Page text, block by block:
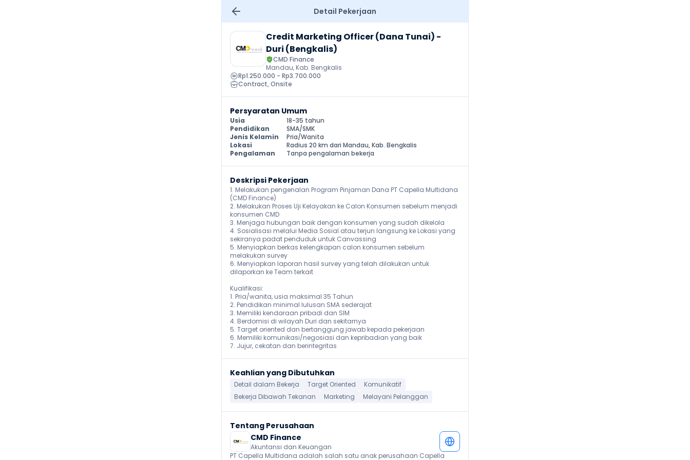
Detail Pekerjaan
Credit Marketing Officer (Dana Tunai) -
Duri (Bengkalis)
CMD Finance
Mandau, Kab. Bengkalis
Rp1.250.000 - Rp3.700.000
Contract, Onsite
Persyaratan Umum
Usia
18-35 tahun
Pendidikan
SMA/SMK
Jenis Kelamin
Pria/Wanita
Lokasi
Radius 20 km dari Mandau, Kab. Bengkalis
Pengalaman
Tanpa pengalaman bekerja
Deskripsi Pekerjaan
1. Melakukan pengenalan Program Pinjaman Dana PT Capella Multidana
(CMD Finance)
2. Melakukan Proses Uji Kelayakan ke Calon Konsumen sebelum menjadi
konsumen CMD
3. Menjaga hubungan baik dengan konsumen yang sudah dikelola
4. Sosialisasi melalui Media Sosial atau terjun langsung ke Lokasi yang
sekiranya padat penduduk untuk Canvassing
5. Menyiapkan berkas kelengkapan calon konsumen sebelum
melakukan survey
6. Menyiapkan laporan hasil survey yang telah dilakukan untuk
dilaporkan ke Team terkait
Kualifikasi:
1. Pria/wanita, usia maksimal 35 Tahun
2. Pendidikan minimal lulusan SMA sederajat
3. Memiliki kendaraan pribadi dan SIM
4. Berdomisi di wilayah Duri dan sekitarnya
5. Target oriented dan bertanggung jawab kepada pekerjaan
6. Memiliki komunikasi/negosiasi dan kepribadian yang baik
7. Jujur, cekatan dan berintegritas
Keahlian yang Dibutuhkan
Detail dalam Bekerja Target Oriented
Komunikatif
Bekerja Dibawah Tekanan
Marketing Melayani Pelanggan
Tentang Perusahaan
CMD Finance
Akuntansi dan Keuangan
PT Capella Multidana adalah salah satu anak perusahaan Capella